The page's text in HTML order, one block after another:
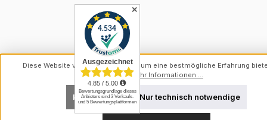
✕
Diese Website verwendet Cookies, um eine bestmögliche Erfahrung
können.Mehr Informationen ...
Nur technisch notwendige
Konfigurieren